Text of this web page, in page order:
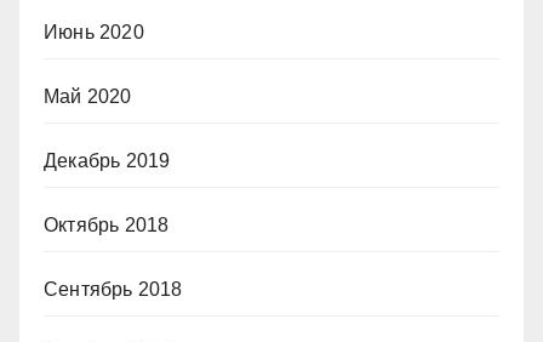
Июнь 2020
Май 2020
Декабрь 2019
Октябрь 2018
Сентябрь 2018